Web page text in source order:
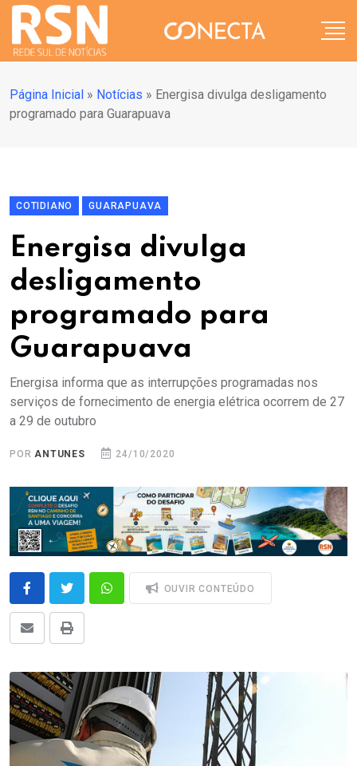
Página Inicial » Notícias » Energisa divulga desligamento
programado para Guarapuava
COTIDIANO GUARAPUAVA
Energisa divulga
desligamento
programado para
Guarapuava
Energisa informa que as interrupções programadas nos
serviços de fornecimento de energia elétrica ocorrem de 27
a 29 de outubro
PORANTUNES 24/10/2020
OUVIR CONTEÚDO